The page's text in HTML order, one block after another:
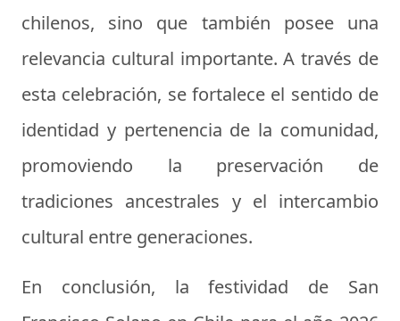
chilenos, sino que también posee una
relevancia cultural importante. A través de
esta celebración, se fortalece el sentido de
identidad y pertenencia de la comunidad,
promoviendo la preservación de
tradiciones ancestrales y el intercambio
cultural entre generaciones.
En conclusión, la festividad de San